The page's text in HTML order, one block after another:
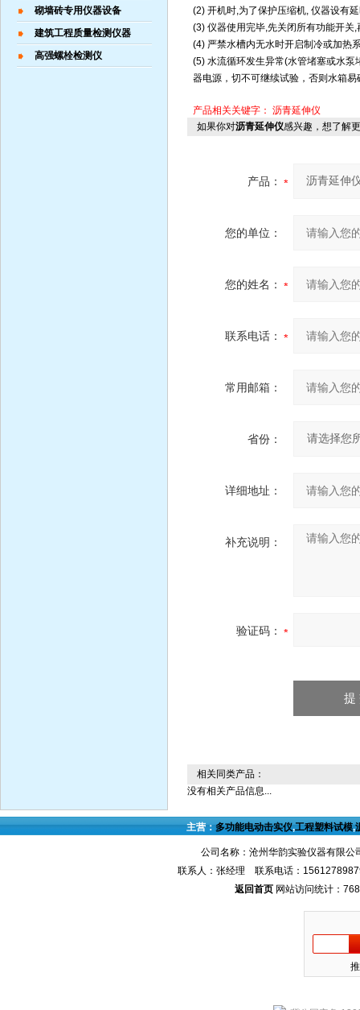
砌墙砖专用仪器设备
建筑工程质量检测仪器
高强螺栓检测仪
(2) 开机时,为了保护压缩机, 仪器设有
(3) 仪器使用完毕,先关闭所有功能开关
(4) 严禁水槽内无水时开启制冷或加热
(5) 水流循环发生异常(水管堵塞或水
器电源，切不可继续试验，否则水箱易
产品相关关键字： 沥青延伸仪
如果你对沥青延伸仪感兴趣，想了解
产品：
您的单位：
您的姓名：
联系电话：
常用邮箱：
省份：
详细地址：
补充说明：
验证码：
相关同类产品：
没有相关产品信息...
主营：多功能电动击实仪,工程塑料试模,
公司名称：沧州华韵实验仪器有限
联系人：张经理 联系电话：
返回首页 网站访问统计：